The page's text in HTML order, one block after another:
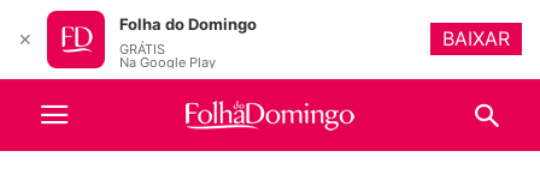
✕
Folha do Domingo
GRÁTIS
Na Google Play
BAIXAR